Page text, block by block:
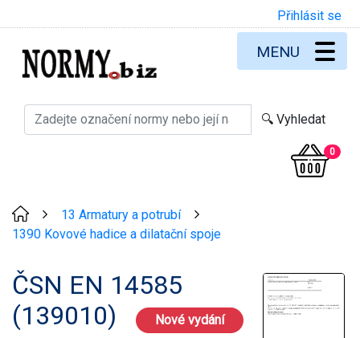
Přihlásit se
0
MENU
13 Armatury a potrubí
1390 Kovové hadice a dilatační spoje
ČSN EN 14585
(139010)
Nové vydání